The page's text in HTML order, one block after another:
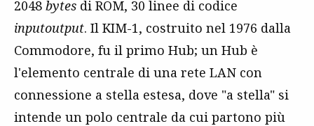
2048 bytes di ROM, 30 linee di codice
inputoutput. Il KIM-1, costruito nel 1976 dalla
Commodore, fu il primo Hub; un Hub è
l'elemento centrale di una rete LAN con
connessione a stella estesa, dove "a stella" si
intende un polo centrale da cui partono più